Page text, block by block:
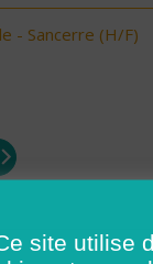
- Sancerre (H/F)
- La Chapelle/
site utilise